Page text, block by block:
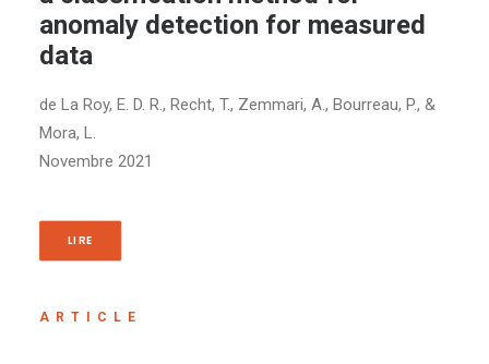
anomaly detection for measured
data
de La Roy, E. D. R., Recht, T., Zemmari, A., Bourreau, P., &
Mora, L.
Novembre 2021
LIRE
ARTICLE